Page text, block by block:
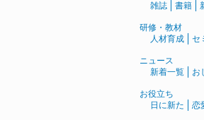
雑誌
書籍
研修・教材
人材育成
セ
ニュース
新着一覧
お
お役立ち
日に新た
恋